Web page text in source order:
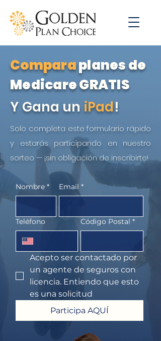
Comparaplanes de
Medicare GRATIS
Y Gana un iPad!
Solo completa este formulario rápido
y estarás participando en nuestro
sorteo — ¡sin obligación de inscribirte!
Nombre * Email *
Teléfono Código Postal *
Acepto ser contactado por
un agente de seguros con
licencia. Entiendo que esto
es una solicitud
Participa AQUÍ